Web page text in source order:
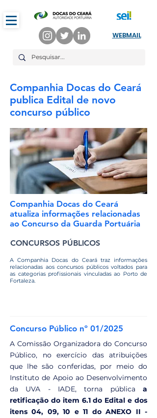
WEBMAIL
Companhia Docas do Ceará
publica Edital de novo
concurso público
Companhia Docas do Ceará
atualiza informações relacionadas
ao Concurso da Guarda Portuária
CONCURSOS PÚBLICOS
A Companhia Docas do Ceará traz informações
relacionadas aos concursos públicos voltados para
as categorias profissionais vinculadas ao Porto de
Fortaleza.
Concurso Público nº 01/2025
A Comissão Organizadora do Concurso
Público, no exercício das atribuições
que lhe são conferidas, por meio do
Instituto de Apoio ao Desenvolvimento
da UVA - IADE, torna pública a
retificação do item 6.1 do Edital e dos
itens 04, 09, 10 e 11 do ANEXO II -